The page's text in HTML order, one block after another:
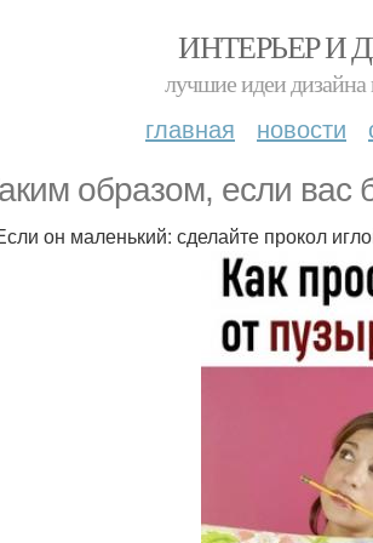
ИНТЕРЬЕР И
лучшие идеи дизайна
главная новости
образом, если вас
он маленький: сделайте прокол